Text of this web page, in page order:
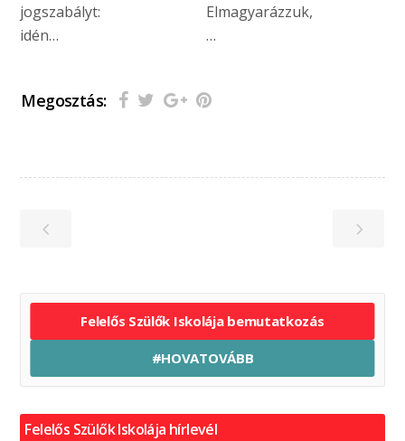
jogszabályt:
idén…
Elmagyarázzuk,
…
Megosztás:
Felelős Szülők Iskolája bemutatkozás
#HOVATOVÁBB
Felelős Szülők Iskolája hírlevél